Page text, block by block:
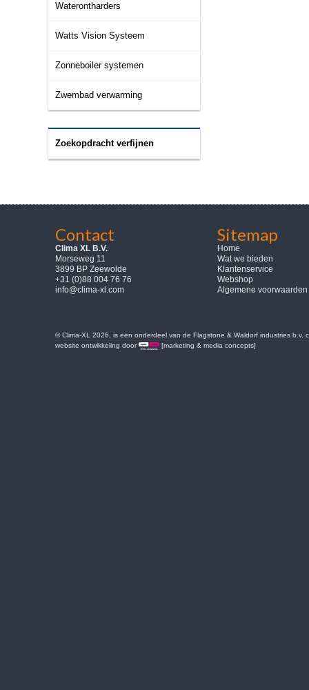
Waterontharders
Watts Vision Systeem
Zonneboiler systemen
Zwembad verwarming
Zoekopdracht verfijnen
Contact
Clima XL B.V.
Morseweg 11
3899 BP Zeewolde
+31 (0)88 004 76 76
info@clima-xl.com
Sitemap
Home
Wat we bieden
Klantenservice
Webshop
Algemene voorwaarden
© Clima-XL 2026, is een onderdeel van de Flagstone & Waldorf industries b.v.
website ontwikkeling door
[marketing & media concepts]